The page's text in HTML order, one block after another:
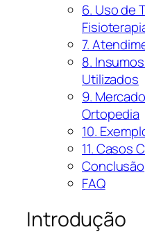
6. Uso de
7.
8.
Utilizados
9.
Ortopedia
10.
11. Casos
Conclusão
FAQ
Introdução